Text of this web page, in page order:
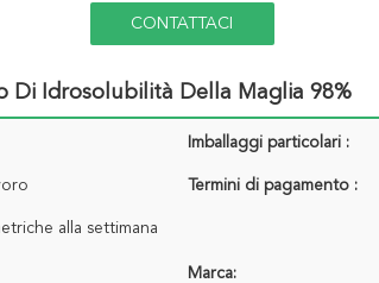
CONTATTACI
Di Idrosolubilità Della Maglia 98%
Imballaggi particolari :
Termini di pagamento :
alla settimana
Marca: